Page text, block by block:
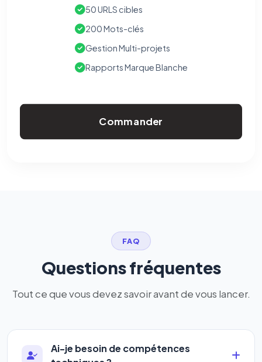
50 URLS cibles
200 Mots-clés
Gestion Multi-projets
Rapports Marque Blanche
Commander
FAQ
Questions fréquentes
Tout ce que vous devez savoir avant de vous lancer.
Ai-je besoin de compétences